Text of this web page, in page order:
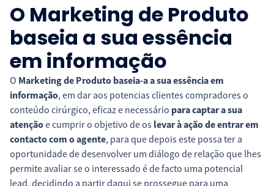
O Marketing de Produto
baseia a sua essência
em informação
O Marketing de Produto baseia-a a sua essência em
informação, em dar aos potencias clientes compradores o
conteúdo cirúrgico, eficaz e necessário para captar a sua
atençãoe cumprir o objetivo de os levar à ação de entrar em
contacto com o agente, para que depois este possa ter a
oportunidade de desenvolver um diálogo de relação que lhes
permite avaliar se o interessado é de facto uma potencial
lead, decidindo a partir daqui se prossegue para uma